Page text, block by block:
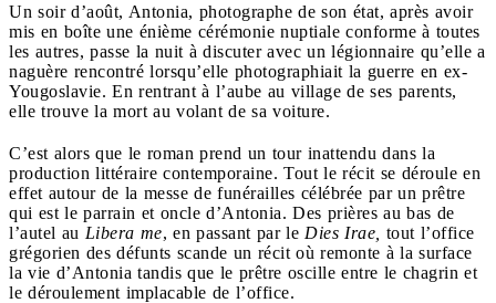
Un soir d’août, Antonia, photographe de son état, après avoir
mis en boîte une énième cérémonie nuptiale conforme à toutes
les autres, passe la nuit à discuter avec un légionnaire qu’elle a
naguère rencontré lorsqu’elle photographiait la guerre en ex-
Yougoslavie. En rentrant à l’aube au village de ses parents,
elle trouve la mort au volant de sa voiture.
C’est alors que le roman prend un tour inattendu dans la
production littéraire contemporaine. Tout le récit se déroule en
effet autour de la messe de funérailles célébrée par un prêtre
qui est le parrain et oncle d’Antonia. Des prières au bas de
l’autel au Libera me, en passant par le Dies Irae, tout l’office
grégorien des défunts scande un récit où remonte à la surface
la vie d’Antonia tandis que le prêtre oscille entre le chagrin et
le déroulement implacable de l’office.